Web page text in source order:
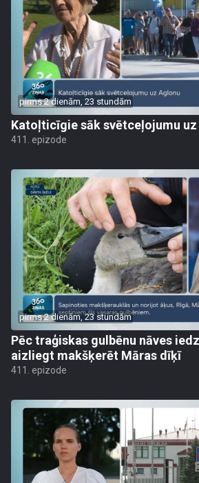
pirms 2 dienām, 23 stundām
Katoļticīgie sāk svētceļojumu uz
411. epizode
pirms 2 dienām, 23 stundām
Pēc traģiskas gulbēnu nāves
aizliegt makšķerēt Māras dīķī
411. epizode